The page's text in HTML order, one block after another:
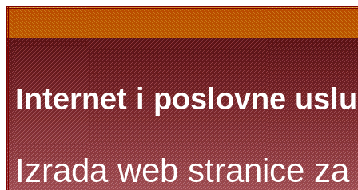
Internet i poslovne
Izrada web stranice